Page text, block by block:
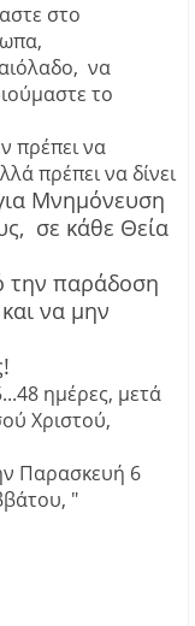
στο
να
το
πρέπει να
πρέπει να δίνει
Μνημόνευση
σε κάθε Θεία
την παράδοση
να μην
ημέρες, μετά
Χριστού,
Παρασκευή 6
"